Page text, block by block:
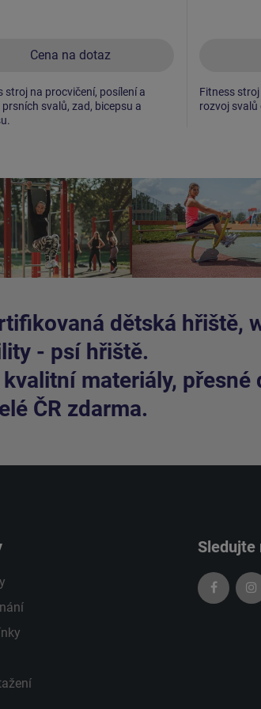
Cena na dotaz
stroj na procvičení, posílení a
svalů, zad, bicepsu a
Fitness
rozvoj svalů
dětská hřiště,
- psí hřiště.
materiály, přesné
ČR zdarma.
Sledujte